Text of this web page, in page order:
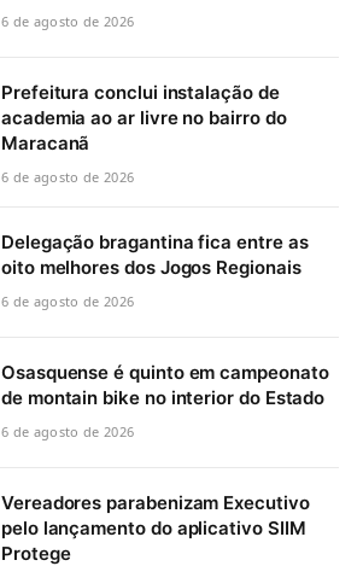
6 de agosto de 2026
Prefeitura conclui instalação de
academia ao ar livre no bairro do
Maracanã
6 de agosto de 2026
Delegação bragantina fica entre as
oito melhores dos Jogos Regionais
6 de agosto de 2026
Osasquense é quinto em campeonato
de montain bike no interior do Estado
6 de agosto de 2026
Vereadores parabenizam Executivo
pelo lançamento do aplicativo SIIM
Protege